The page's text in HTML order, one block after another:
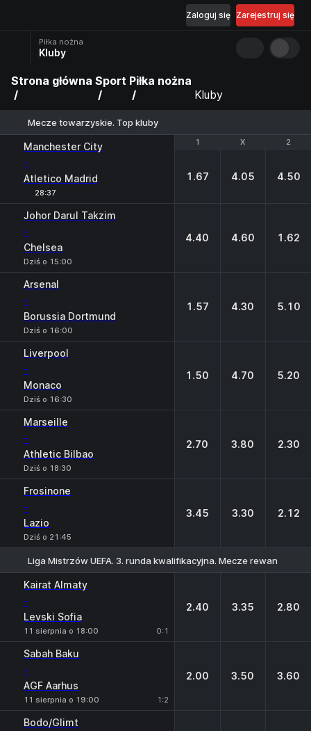
Zarejestruj się
Zaloguj się
Piłka nożna
Kluby
Strona główna Sport Piłka nożna
Kluby
Mecze towarzyskie. Top kluby
1 X 2
Manchester City
-
Atletico Madrid
28:37
1 X 2
1.67 4.05 4.50
Johor Darul Takzim
-
Chelsea
Dziś o 15:00
4.40 4.60 1.62
Arsenal
-
Borussia Dortmund
Dziś o 16:00
1.57 4.30 5.10
Liverpool
-
Monaco
Dziś o 16:30
1.50 4.70 5.20
Marseille
-
Athletic Bilbao
Dziś o 18:30
2.70 3.80 2.30
Frosinone
-
Lazio
Dziś o 21:45
3.45 3.30 2.12
Liga Mistrzów UEFA. 3. runda kwalifikacyjna. Mecze rewanżowe
Kairat Almaty
-
Levski Sofia
11 sierpnia o 18:00 0:1
2.40 3.35 2.80
Sabah Baku
-
AGF Aarhus
11 sierpnia o 19:00 1:2
2.00 3.50 3.60
Bodo/Glimt